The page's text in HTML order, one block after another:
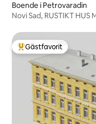
Boende i Petrovaradin
Novi Sad, RUSTIKT HUS
Populär gästfavorit
Gästfavorit